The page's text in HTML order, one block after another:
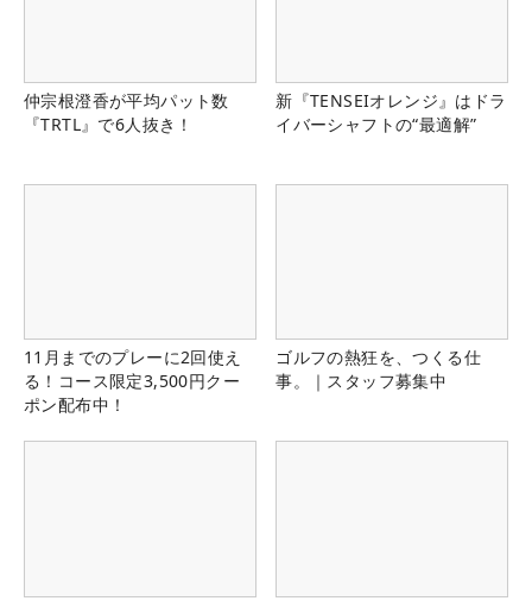
仲宗根澄香が平均パット数
『TRTL』で6人抜き！
新『TENSEIオレンジ』はドラ
イバーシャフトの“最適解”
11月までのプレーに2回使え
る！コース限定3,500円クー
ポン配布中！
ゴルフの熱狂を、つくる仕
事。｜スタッフ募集中